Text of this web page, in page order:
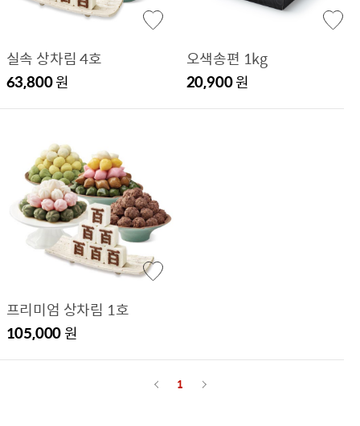
실속 상차림 4호
63,800원
오색송편 1kg
20,900원
프리미엄 상차림 1호
105,000원
1